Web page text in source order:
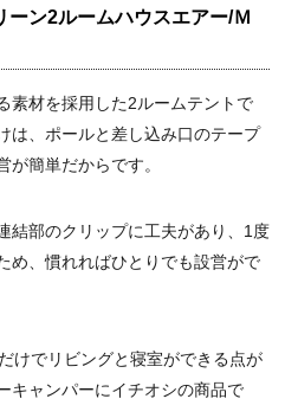
ーン2ルームハウスエアー/Ｍ
素材を採用した2ルームテントで
は、ポールと差し込み口のテープ
が簡単だからです。
結部のクリップに工夫があり、1度
め、慣れればひとりでも設営がで
けでリビングと寝室ができる点が
キャンパーにイチオシの商品で